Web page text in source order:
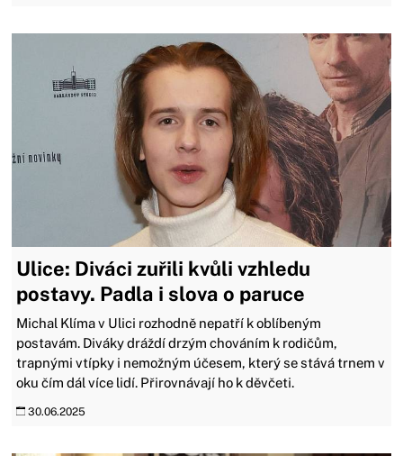
Ulice: Diváci zuřili kvůli vzhledu
postavy. Padla i slova o paruce
Michal Klíma v Ulici rozhodně nepatří k oblíbeným
postavám. Diváky dráždí drzým chováním k rodičům,
trapnými vtípky i nemožným účesem, který se stává trnem v
oku čím dál více lidí. Přirovnávají ho k děvčeti.
30.06.2025